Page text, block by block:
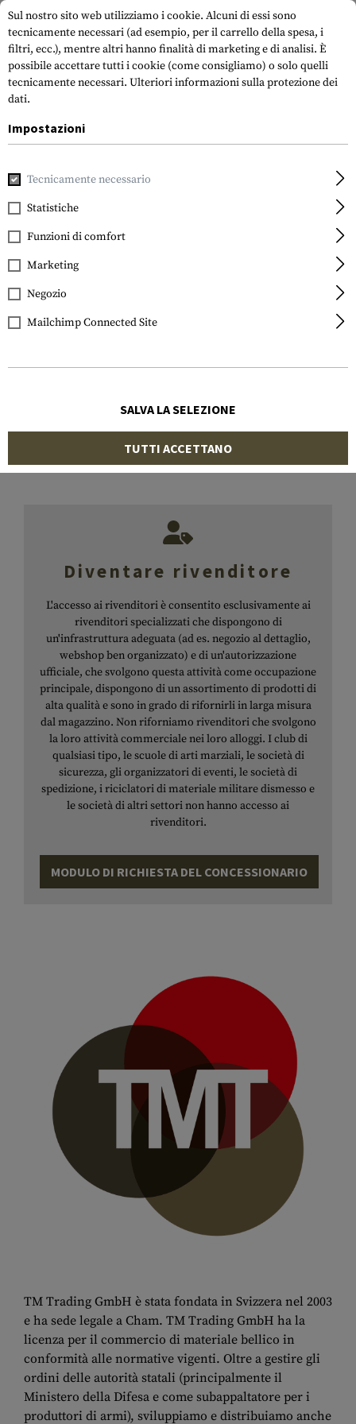
LOGIN DEL RIVENDITORE
Per accedere al vostro account, inserite i vostri dati di
ACCEDI
Diventare rivenditore
L'accesso ai rivenditori è consentito esclusivamente ai
rivenditori specializzati che dispongono di
un'infrastruttura adeguata (ad es. negozio al dettaglio,
webshop ben organizzato) e di un'autorizzazione
ufficiale, che svolgono questa attività come occupazione
principale, dispongono di un assortimento di prodotti di
alta qualità e sono in grado di rifornirli in larga misura
dal magazzino. Non riforniamo rivenditori che svolgono
la loro attività commerciale nei loro alloggi. I club di
qualsiasi tipo, le scuole di arti marziali, le società di
sicurezza, gli organizzatori di eventi, le società di
spedizione, i riciclatori di materiale militare dismesso e
le società di altri settori non hanno accesso ai
rivenditori.
MODULO DI RICHIESTA DEL CONCESSIONARIO
TM Trading GmbH è stata fondata in Svizzera nel 2003
e ha sede legale a Cham. TM Trading GmbH ha la
licenza per il commercio di materiale bellico in
conformità alle normative vigenti. Oltre a gestire gli
ordini delle autorità statali (principalmente il
Ministero della Difesa e come subappaltatore per i
produttori di armi), sviluppiamo e distribuiamo anche
Sul nostro sito web utilizziamo i cookie. Alcuni di essi sono
tecnicamente necessari (ad esempio, per il carrello della spesa, i
filtri, ecc.), mentre altri hanno finalità di marketing e di analisi. È
possibile accettare tutti i cookie (come consigliamo) o solo quelli
tecnicamente necessari. Ulteriori informazioni sulla protezione dei
dati.
Impostazioni
Tecnicamente necessario
Statistiche
Funzioni di comfort
Marketing
Negozio
Mailchimp Connected Site
SALVA LA SELEZIONE
TUTTI ACCETTANO